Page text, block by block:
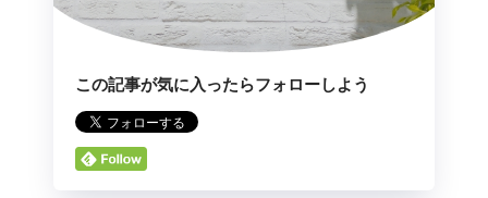
この記事が気に入ったらフォローしよう